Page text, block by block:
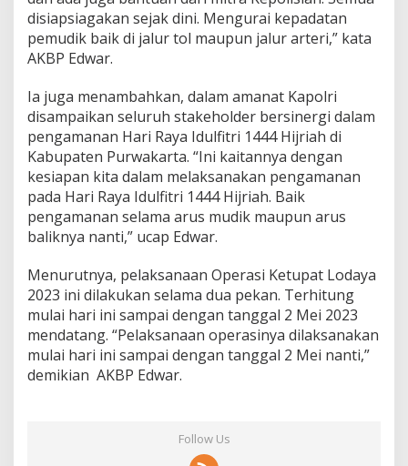
disiapsiagakan sejak dini. Mengurai kepadatan
pemudik baik di jalur tol maupun jalur arteri,” kata
AKBP Edwar.
Ia juga menambahkan, dalam amanat Kapolri
disampaikan seluruh stakeholder bersinergi dalam
pengamanan Hari Raya Idulfitri 1444 Hijriah di
Kabupaten Purwakarta. “Ini kaitannya dengan
kesiapan kita dalam melaksanakan pengamanan
pada Hari Raya Idulfitri 1444 Hijriah. Baik
pengamanan selama arus mudik maupun arus
baliknya nanti,” ucap Edwar.
Menurutnya, pelaksanaan Operasi Ketupat Lodaya
2023 ini dilakukan selama dua pekan. Terhitung
mulai hari ini sampai dengan tanggal 2 Mei 2023
mendatang. “Pelaksanaan operasinya dilaksanakan
mulai hari ini sampai dengan tanggal 2 Mei nanti,”
demikian AKBP Edwar.
Follow Us